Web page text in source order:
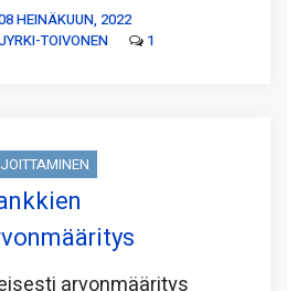
HEINÄKUUN, 2022
TOIVONEN
1
arvonmääritys